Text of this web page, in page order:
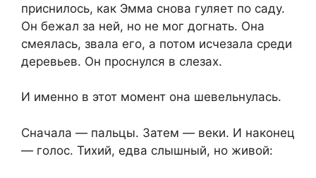
приснилось, как Эмма снова гуляет по саду.
Он бежал за ней, но не мог догнать. Она
смеялась, звала его, а потом исчезала среди
деревьев. Он проснулся в слезах.
И именно в этот момент она шевельнулась.
Сначала — пальцы. Затем — веки. И наконец
— голос. Тихий, едва слышный, но живой: